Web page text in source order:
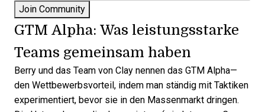
GTM Alpha: Was leistungsstarke
Teams gemeinsam haben
Berry und das Team von Clay nennen das GTM Alpha—
den Wettbewerbsvorteil, indem man ständig mit Taktiken
experimentiert, bevor sie in den Massenmarkt dringen.